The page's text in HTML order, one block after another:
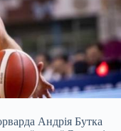
Андрія Бутка